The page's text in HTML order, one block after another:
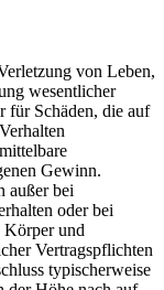
von Leben,
wesentlicher
für Schäden, die auf
Gewinn.
außer bei
oder bei
Körper und
Vertragspflichten
typischerweise